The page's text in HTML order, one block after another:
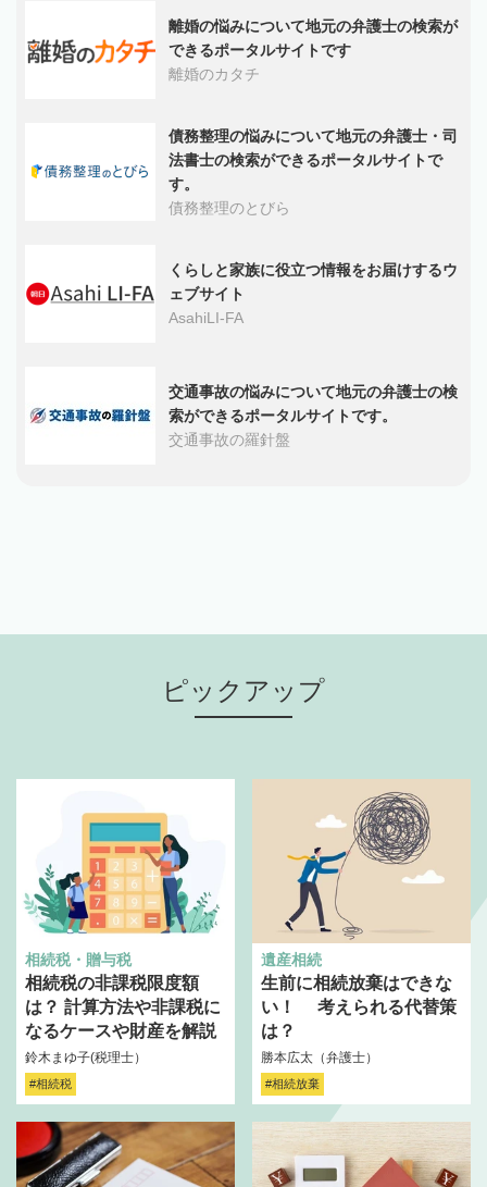
離婚の悩みについて地元の弁護士の検索が
できるポータルサイトです
離婚のカタチ
債務整理の悩みについて地元の弁護士・司
法書士の検索ができるポータルサイトで
す。
債務整理のとびら
くらしと家族に役立つ情報をお届けするウ
ェブサイト
AsahiLI-FA
交通事故の悩みについて地元の弁護士の検
索ができるポータルサイトです。
交通事故の羅針盤
ピックアップ
相続税・贈与税
相続税の非課税限度額
は？ 計算方法や非課税に
なるケースや財産を解説
鈴木まゆ子(税理士）
#相続税
遺産相続
生前に相続放棄はできな
い！ 考えられる代替策
は？
勝本広太（弁護士）
#相続放棄